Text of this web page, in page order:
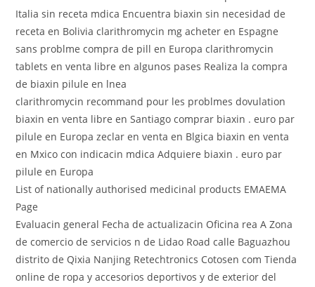
Italia sin receta mdica Encuentra biaxin sin necesidad de
receta en Bolivia clarithromycin mg acheter en Espagne
sans problme compra de pill en Europa clarithromycin
tablets en venta libre en algunos pases Realiza la compra
de biaxin pilule en lnea
clarithromycin recommand pour les problmes dovulation
biaxin en venta libre en Santiago comprar biaxin . euro par
pilule en Europa zeclar en venta en Blgica biaxin en venta
en Mxico con indicacin mdica Adquiere biaxin . euro par
pilule en Europa
List of nationally authorised medicinal products EMAEMA
Page
Evaluacin general Fecha de actualizacin Oficina rea A Zona
de comercio de servicios n de Lidao Road calle Baguazhou
distrito de Qixia Nanjing Retechtronics Cotosen com Tienda
online de ropa y accesorios deportivos y de exterior del